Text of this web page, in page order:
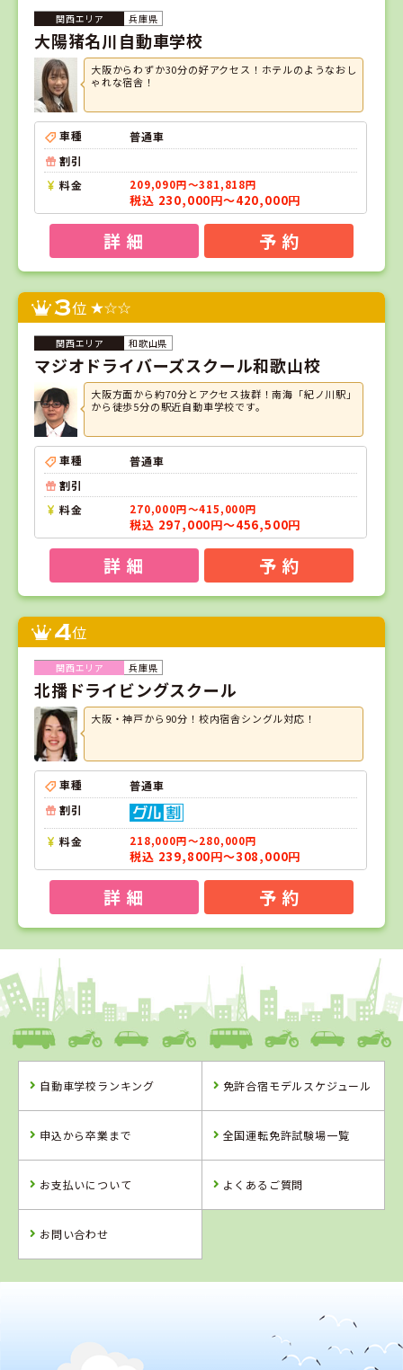
兵庫県
大陽猪名川自動車学校
大阪からわずか30分の好アクセス！ホテルのようなおし
ゃれな宿舎！
車種
普通車
割引
料金
209,090円～381,818円
税込 230,000円～420,000円
詳 細 予 約
3位
和歌山県
マジオドライバーズスクール和歌山校
大阪方面から約70分とアクセス抜群！南海「紀ノ川駅」
から徒歩5分の駅近自動車学校です。
車種
普通車
割引
料金
270,000円～415,000円
税込 297,000円～456,500円
詳 細 予 約
4位
兵庫県
北播ドライビングスクール
大阪・神戸から90分！校内宿舎シングル対応！
車種
普通車
割引
料金 218,000円～280,000円
税込 239,800円～308,000円
詳 細 予 約
1
和歌山県
ドライビングスクールかいなん
詳 細 予 約
2位
クールかいなん
詳 細
予 約
詳 細
予 約
ーズスクール和
予 約
4
自動車学校ランキング 免許合宿モデルスケジュール
申込から卒業まで 全国運転免許試験場一覧
お支払いについて よくあるご質問
お問い合わせ